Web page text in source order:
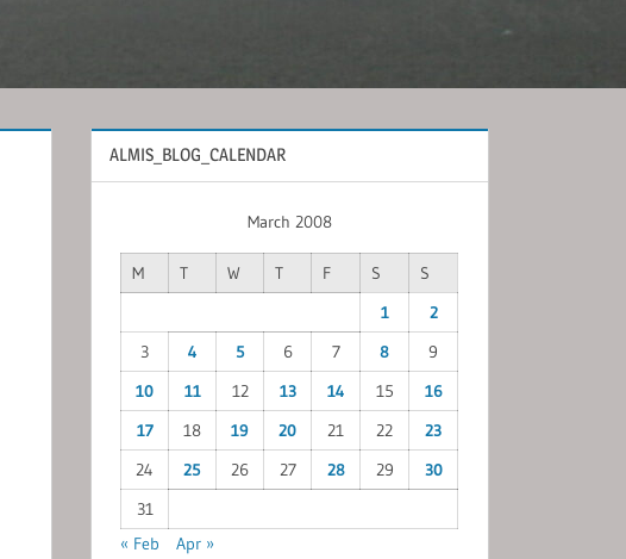
ALMIS_BLOG_CALENDAR
March 2008
M T W T F S
S
1
2
3
4 5 6 7 8
9
10
11 12 13 14 15
16
17
18 19 20 21 22
23
24
25 26 27 28 29
30
31
« Feb
Apr »